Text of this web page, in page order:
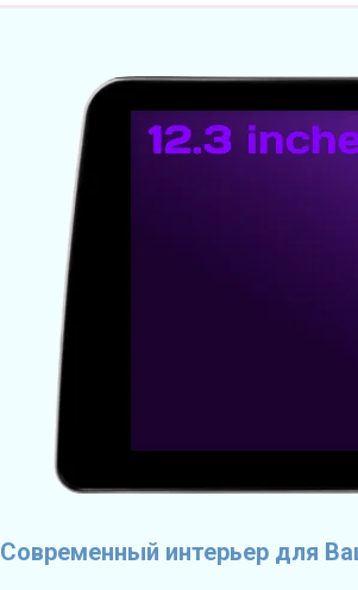
Современный интерьер для